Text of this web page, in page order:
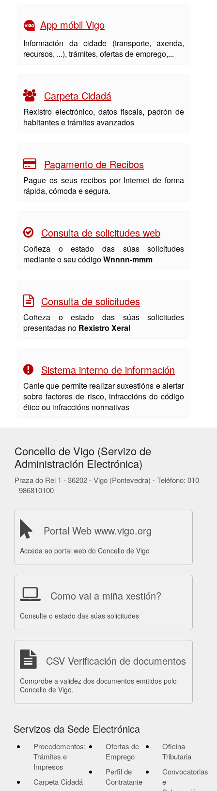
App móbil Vigo
Información da cidade (transporte, axenda,
recursos, ...), trámites, ofertas de emprego,...
Carpeta Cidadá
Rexistro electrónico, datos fiscais, padrón de
habitantes e trámites avanzados
Pagamento de Recibos
Pague os seus recibos por Internet de forma
rápida, cómoda e segura.
Consulta de solicitudes web
Coñeza o estado das súas solicitudes
mediante o seu códigoWnnnn-mmm
Consulta de solicitudes
Coñeza o estado das súas solicitudes
presentadas no Rexistro Xeral
Sistema interno de información
Canle que permite realizar suxestións e alertar
sobre factores de risco, infraccións do código
ético ou infraccións normativas
Concello de Vigo (Servizo de
Administración Electrónica)
Praza do Rei 1 - 36202 - Vigo (Pontevedra) - Teléfono: 010
- 986810100
Portal Web www.vigo.org
Acceda ao portal web do Concello de Vigo
Como vai a miña xestión?
Consulte o estado das súas solicitudes
CSV Verificación de documentos
Comprobe a validez dos documentos emitidos polo
Concello de Vigo.
Servizos da Sede Electrónica
Procedementos:
Trámites e
Impresos
Carpeta Cidadá
Ofertas de
Emprego
Perfil de
Contratante
Oficina
Tributaria
Convocatorias
e